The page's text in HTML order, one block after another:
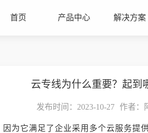
首页 产品中心 解决方案
云专线为什么重要？起到
发布时间：2023-10-27 作者：
因为它满足了企业采用多个云服务提